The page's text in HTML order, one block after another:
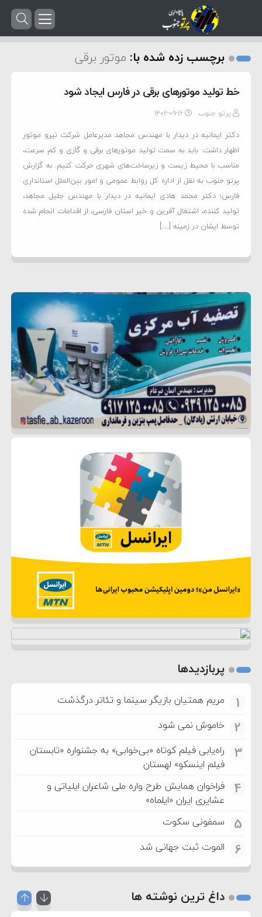
برچسب زده شده با: موتور برقی
خط تولید موتورهای برقی در فارس ایجاد شود
پرتو جنوب ۱۴۰۲-۰۹-۱۶
دکتر ایمانیه در دیدار با مهندس مجاهد مدیرعامل شرکت نیرو موتور
اظهار داشت: باید به سمت تولید موتورهای برقی و گازی و کم سرعت،
مناسب با محیط زیست و زیرساخت‌های شهری حرکت کنیم. به گزارش
پرتو جنوب به نقل از اداره کل روابط عمومی و امور بین‌الملل استانداری
فارس؛ دکتر محمد هادی ایمانیه در دیدار با مهندس جلیل مجاهد،
تولید کننده، اشتغال آفرین و خیر استان فارسی، از اقدامات انجام شده
توسط ایشان در زمینه […]
پربازدیدها
1 مریم همتیان بازیگر سینما و تئاتر درگذشت
2 خاموش نمی شود
3
راه‌یابی فیلم کوتاه «بی‌خوابی» به جشنواره «تابستان
فیلم اینسکو» لهستان
4
فراخوان همایش طرح واره ملی شاعران ایلیاتی و
عشایری ایران «ایلماه»
5 سمفونی سکوت
6 الموت ثبت جهانی شد
داغ ترین نوشته ها